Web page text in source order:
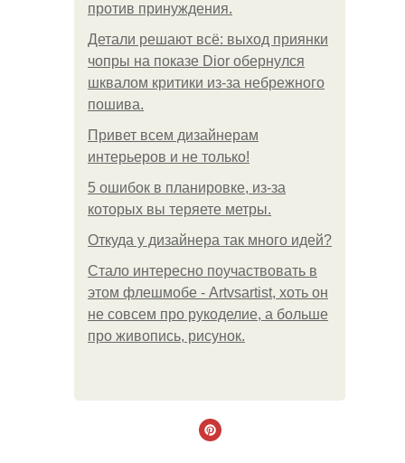
против принуждения.
Детали решают всё: выход приянки
чопры на показе Dior обернулся
шквалом критики из-за небрежного
пошива.
Привет всем дизайнерам
интерьеров и не только!
5 ошибок в планировке, из-за
которых вы теряете метры.
Откуда у дизайнера так много идей?
Стало интересно поучаствовать в
этом флешмобе - Artvsartist, хоть он
не совсем про рукоделие, а больше
про живопись, рисунок.